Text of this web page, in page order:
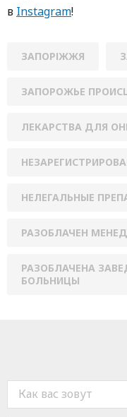
в Instagram!
ЗАПОРІЖЖЯ
ЗАПОРОЖЬЕ
ЛЕКАРСТВА ДЛЯ
НЕЛЕГАЛЬНЫЕ
РАЗОБЛАЧЕН
РАЗОБЛАЧЕНА
БОЛЬНИЦЫ